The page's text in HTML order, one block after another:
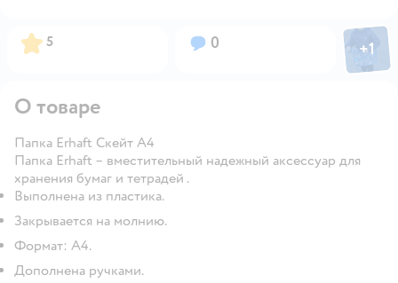
Рейтинг:
5 Вопросов:
0 Фото
+1
О товаре
Папка Erhaft Скейт А4
Папка Erhaft – вместительный надежный аксессуар для
хранения бумаг и тетрадей .
Выполнена из пластика.
Закрывается на молнию.
Формат: А4.
Дополнена ручками.